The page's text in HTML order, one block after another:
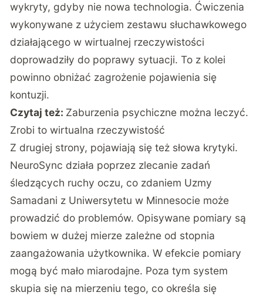
wykryty, gdyby nie nowa technologia. Ćwiczenia
wykonywane z użyciem zestawu słuchawkowego
działającego w wirtualnej rzeczywistości
doprowadziły do poprawy sytuacji. To z kolei
powinno obniżać zagrożenie pojawienia się
kontuzji.
Czytaj też: Zaburzenia psychiczne można leczyć.
Zrobi to wirtualna rzeczywistość
Z drugiej strony, pojawiają się też słowa krytyki.
NeuroSync działa poprzez zlecanie zadań
śledzących ruchy oczu, co zdaniem Uzmy
Samadani z Uniwersytetu w Minnesocie może
prowadzić do problemów. Opisywane pomiary są
bowiem w dużej mierze zależne od stopnia
zaangażowania użytkownika. W efekcie pomiary
mogą być mało miarodajne. Poza tym system
skupia się na mierzeniu tego, co określa się